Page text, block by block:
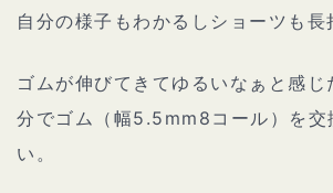
自分の様子もわかるしショーツも長
ゴムが伸びてきてゆるいなぁと感じ
分でゴム（幅5.5mm8コール）を交
い。